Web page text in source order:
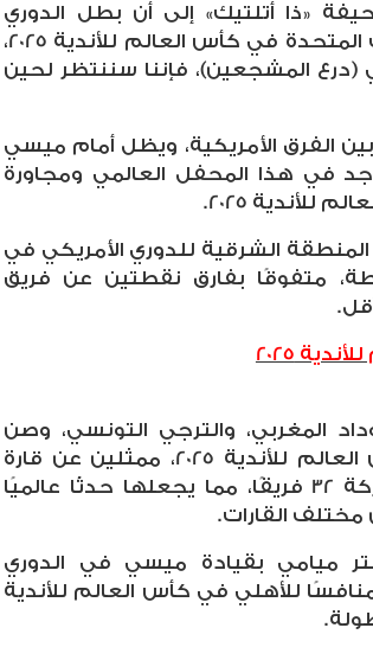
«ذا أتلتيك» إلى أن بطل الدوري
الأمريكي سيكون ممثل الولايات المتحدة في كأس العالم للأندية 2025،
(درع المشجعين)، فإننا سننتظر لحين
الفرق الأمريكية، ويظل أمام ميسي
في هذا المحفل العالمي ومجاورة
للأندية 2025
.
الشرقية للدوري الأمريكي في
الحالي برصيد 35 نقطة، متفوقًا بفارق نقطتين عن فريق
.
2025
المغربي، والترجي التونسي، وصن
داونز الجنوب إفريقي في كأس العالم للأندية 2025، ممثلين عن قارة
إفريقيا. ستقام البطولة بمشاركة 32 فريقًا، مما يجعلها حدثًا عالميًا
مختلف القارات.
إنتر ميامي بقيادة ميسي في الدوري
للأهلي في كأس العالم للأندية
.